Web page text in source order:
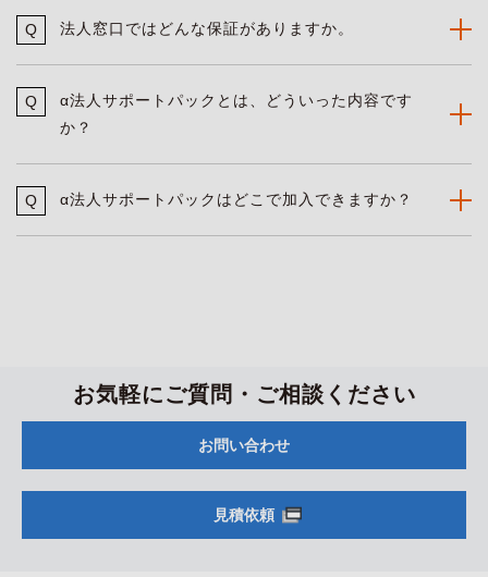
法人窓口ではどんな保証がありますか。
α法人サポートパックとは、どういった内容です
か？
α法人サポートパックはどこで加入できますか？
お気軽にご質問・ご相談ください
お問い合わせ
見積依頼